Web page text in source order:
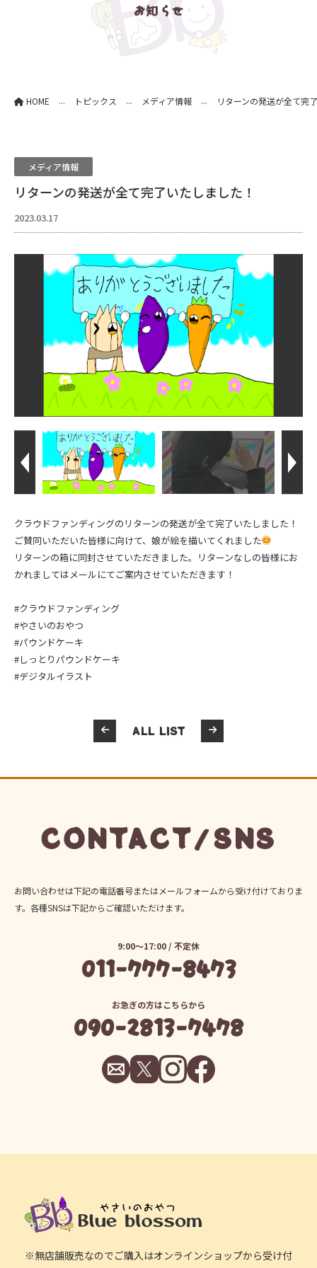
お知らせ
HOME ... トピックス ... メディア情報 ... リターンの発送が全て完
メディア情報
リターンの発送が全て完了いたしました！
2023.03.17
クラウドファンディングのリターンの発送が全て完了いたしました！
ご賛同いただいた皆様に向けて、娘が絵を描いてくれました
リターンの箱に同封させていただきました。リターンなしの皆様にお
かれましてはメールにてご案内させていただきます！
#クラウドファンディング
#やさいのおやつ
#パウンドケーキ
#しっとりパウンドケーキ
#デジタルイラスト
ALL LIST
CONTACT/SNS
お問い合わせは下記の電話番号またはメールフォームから受け付けておりま
す。各種SNSは下記からご確認いただけます。
9:00～17:00 / 不定休
011-777-8473
お急ぎの方はこちらから
090-2813-7478
※無店舗販売なのでご購入はオンラインショップから受け付